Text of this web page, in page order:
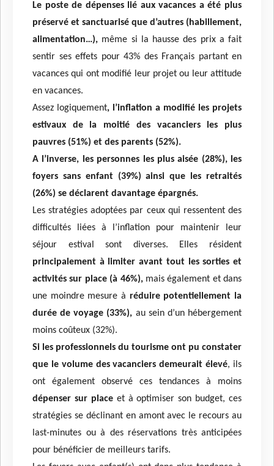
Le poste de dépenses lié aux vacances a été plus
préservé et sanctuarisé que d’autres (habillement,
alimentation…), même si la hausse des prix a fait
sentir ses effets pour 43% des Français partant en
vacances qui ont modifié leur projet ou leur attitude
en vacances.
Assez logiquement, l’inflation a modifié les projets
estivaux de la moitié des vacanciers les plus
pauvres (51%) et des parents (52%).
A l’inverse, les personnes les plus aisée (28%), les
foyers sans enfant (39%) ainsi que les retraités
(26%) se déclarent davantage épargnés.
Les stratégies adoptées par ceux qui ressentent des
difficultés liées à l’inflation pour maintenir leur
séjour estival sont diverses. Elles résident
principalement à limiter avant tout les sorties et
activités sur place (à 46%),mais également et dans
une moindre mesure à réduire potentiellement la
durée de voyage (33%), au sein d’un hébergement
moins coûteux (32%).
Si les professionnels du tourisme ont pu constater
que le volume des vacanciers demeurait élevé, ils
ont également observé ces tendances à moins
dépenser sur placeet à optimiser son budget, ces
stratégies se déclinant en amont avec le recours au
last-minutes ou à des réservations très anticipées
pour bénéficier de meilleurs tarifs.